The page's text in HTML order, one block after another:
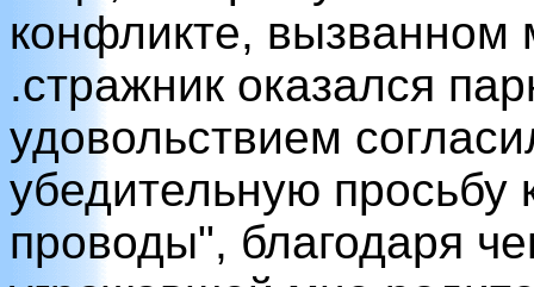
конфликте, вызванном
.стражник оказался
удовольствием
убедительную просьбу
проводы", благодаря